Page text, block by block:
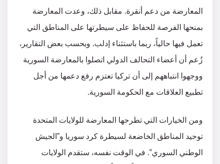
المعارضة من دعم أنقرة. مقابل ذلك، وعدت المعارضة
بمنحها الفرصة للحفاظ على سيطرتها على المناطق التي
تعمل فيها حالياً، ربما باستثناء إدلب. وبحسب بعض التقارير،
زُعم أن أعضاء التحالف الدولي اتصلوا بالمعارضة السورية
ووجهوا انتباههم إلى أن تركيا تعتزم رفع دعمها من أجل
تطبيع العلاقات مع الحكومة السورية.
ومن الخيارات التي تطرحها المعارضة للولايات المتحدة
توحيد المناطق الخاضعة لسيطرة كرد سوريا و”الجيش
الوطني السوري”. في الوقت نفسه، ستقدم الولايات